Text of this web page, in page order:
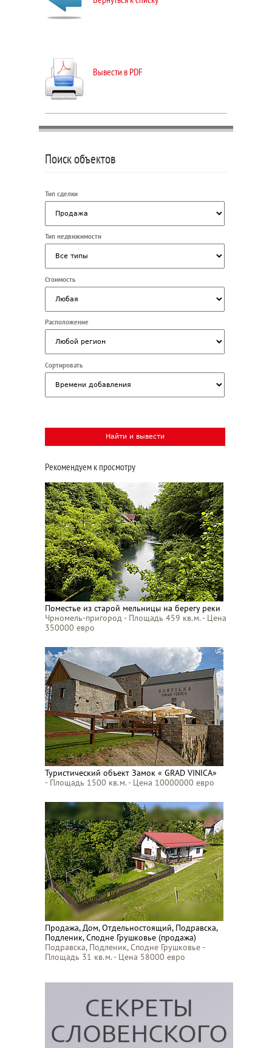
Вывести в PDF
Поиск объектов
Тип сделки
Тип недвижимости
Стоимость
Расположение
Сортировать
Рекомендуем к просмотру
Поместье из старой мельницы на берегу реки
Чрномель-пригород - Площадь 459 кв.м. - Цена
350000 евро
Туристический объект Замок « GRAD VINICA»
- Площадь 1500 кв.м. - Цена 10000000 евро
Продажа, Дом, Отдельностоящий, Подравска,
Подленик, Сподне Грушковье (продажа)
Подравска, Подленик, Сподне Грушковье -
Площадь 31 кв.м. - Цена 58000 евро